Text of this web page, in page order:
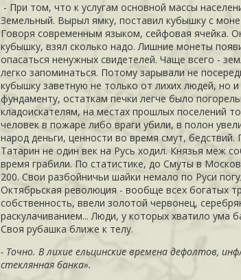
- При том, что к услугам основной массы
Земельный. Вырыл ямку, поставил кубышку с
Говоря современным языком, сейфовая ячейка.
кубышку, взял сколько надо. Лишние монеты
опасаться ненужных свидетелей. Чаще всего -
легко запоминаться. Потому зарывали не
кубышку заветную не только от лихих людей, но
фундаменту, остаткам печки легче было
кладоискателям, на местах прошлых поселений
человек в пожаре либо враги убили, в полон
народ деньги, ценности во время смут,
Татарин не один век на Русь ходил. Князья меж
время грабили. По статистике, до Смуты в
200. Свои разбойничьи шайки немало по Руси
Октябрьская революция - вообще всех богатых
собственность, ввели золотой червонец,
раскулачиванием... Люди, у которых хватило ума
Своя рубашка ближе к телу.
- Точно. В лихие ельцинские времена дефолтов,
стеклянная банка».